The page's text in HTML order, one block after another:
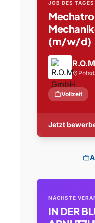
JOB DES TAGES
(m/w/d)
location_on
workVollzeit
Jetzt
work
NÄCHSTE
IN DER